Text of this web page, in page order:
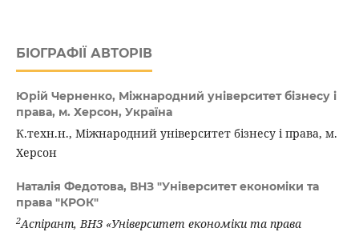
БІОГРАФІЇ АВТОРІВ
Юрій Черненко, Міжнародний університет бізнесу і
права, м. Херсон, Україна
К.техн.н., Міжнародний університет бізнесу і права, м.
Херсон
Наталія Федотова, ВНЗ "Університет економіки та
права "КРОК"
2Аспірант, ВНЗ «Університет економіки та права